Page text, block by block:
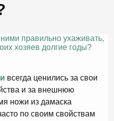
всегда ценились за свои
и за внешнюю
ножи из дамаска
по своим свойствам